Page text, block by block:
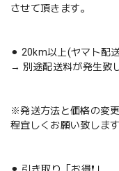
させて頂きます。
⚫︎ 20km以上(ヤマト配
→ 別途配送料が発生致
※発送方法と価格の変
程宜しくお願い致します